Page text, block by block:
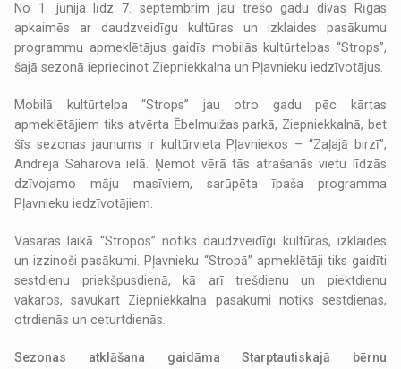
No 1. jūnija līdz 7. septembrim jau trešo gadu divās Rīgas
apkaimēs ar daudzveidīgu kultūras un izklaides pasākumu
programmu apmeklētājus gaidīs mobilās kultūrtelpas “Strops”,
šajā sezonā iepriecinot Ziepniekkalna un Pļavnieku iedzīvotājus.
Mobilā kultūrtelpa “Strops” jau otro gadu pēc kārtas
apmeklētājiem tiks atvērta Ēbelmuižas parkā, Ziepniekkalnā, bet
šīs sezonas jaunums ir kultūrvieta Pļavniekos – “Zaļajā birzī”,
Andreja Saharova ielā. Ņemot vērā tās atrašanās vietu līdzās
dzīvojamo māju masīviem, sarūpēta īpaša programma
Pļavnieku iedzīvotājiem.
Vasaras laikā “Stropos” notiks daudzveidīgi kultūras, izklaides
un izzinoši pasākumi. Pļavnieku “Stropā” apmeklētāji tiks gaidīti
sestdienu priekšpusdienā, kā arī trešdienu un piektdienu
vakaros, savukārt Ziepniekkalnā pasākumi notiks sestdienās,
otrdienās un ceturtdienās.
Sezonas atklāšana gaidāma Starptautiskajā bērnu